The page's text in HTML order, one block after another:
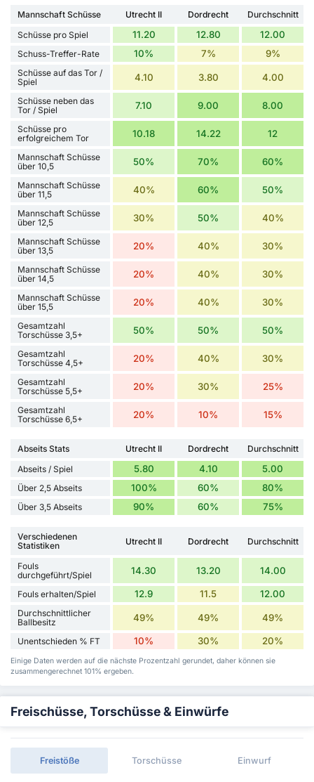
Mannschaft Schüsse Utrecht II Dordrecht
Durchschnitt
Schüsse pro Spiel
11.20 12.80 12.00
Schuss-Treffer-Rate 10% 7% 9%
Schüsse auf das Tor /
Spiel
4.10 3.80 4.00
Schüsse neben das
Tor / Spiel
7.10 9.00 8.00
Schüsse pro
erfolgreichem Tor
10.18 14.22 12
Mannschaft Schüsse
über 10,5
50% 70% 60%
Mannschaft Schüsse
über 11,5
40% 60% 50%
Mannschaft Schüsse
über 12,5
30% 50% 40%
Mannschaft Schüsse
über 13,5
20% 40% 30%
Mannschaft Schüsse
über 14,5
20% 40% 30%
Mannschaft Schüsse
über 15,5
20% 40% 30%
Gesamtzahl
Torschüsse 3,5+
50% 50% 50%
Gesamtzahl
Torschüsse 4,5+
20% 40% 30%
Gesamtzahl
Torschüsse 5,5+
20% 30% 25%
Gesamtzahl
Torschüsse 6,5+
20% 10% 15%
Abseits Stats Utrecht II Dordrecht
Durchschnitt
Abseits / Spiel
5.80 4.10 5.00
Über 2,5 Abseits 100% 60% 80%
Über 3,5 Abseits 90% 60% 75%
Verschiedenen
Statistiken
Utrecht II Dordrecht Durchschnitt
Fouls
durchgeführt/Spiel
14.30 13.20 14.00
Fouls erhalten/Spiel 12.9 11.5 12.00
Durchschnittlicher
Ballbesitz
49% 49% 49%
Unentschieden % FT 10% 30% 20%
Einige Daten werden auf die nächste Prozentzahl gerundet, daher können sie
zusammengerechnet 101% ergeben.
Freischüsse, Torschüsse & Einwürfe
Freistöße Torschüsse Einwurf